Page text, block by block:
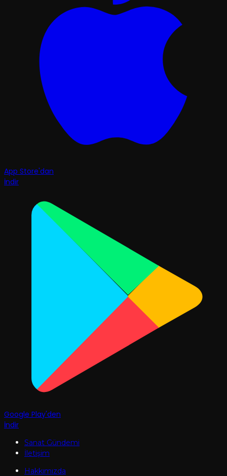
App Store'dan
İndir
Google Play'den
İndir
Sanat Gündemi
İletişim
Hakkımızda